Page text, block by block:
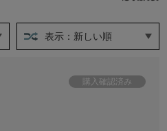
表示：新しい順